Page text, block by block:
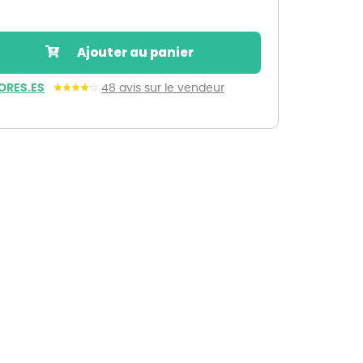
Mon potager
48 avis sur le vendeur
Ajouter au panier